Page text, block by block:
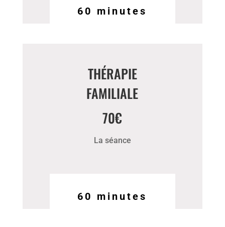
60 minutes
THÉRAPIE
FAMILIALE
70€
La séance
60 minutes